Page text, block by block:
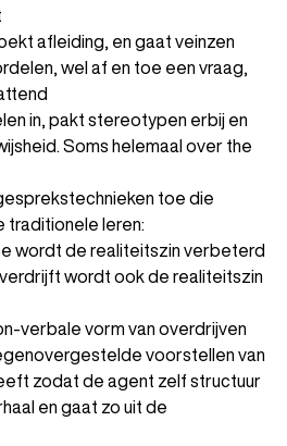
afleiding, en gaat veinzen
wel af en toe een vraag,
in, pakt stereotypen erbij en
Soms helemaal over the
toe die
traditionele leren:
wordt de realiteitszin verbeterd
wordt ook de realiteitszin
verbale vorm van overdrijven
voorstellen van
zodat de agent zelf structuur
en gaat zo uit de